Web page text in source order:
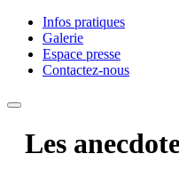
Infos pratiques
Galerie
Espace presse
Contactez-nous
Les